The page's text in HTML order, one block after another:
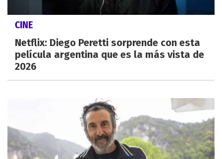
CINE
Netflix: Diego Peretti sorprende con esta
película argentina que es la más vista de
2026